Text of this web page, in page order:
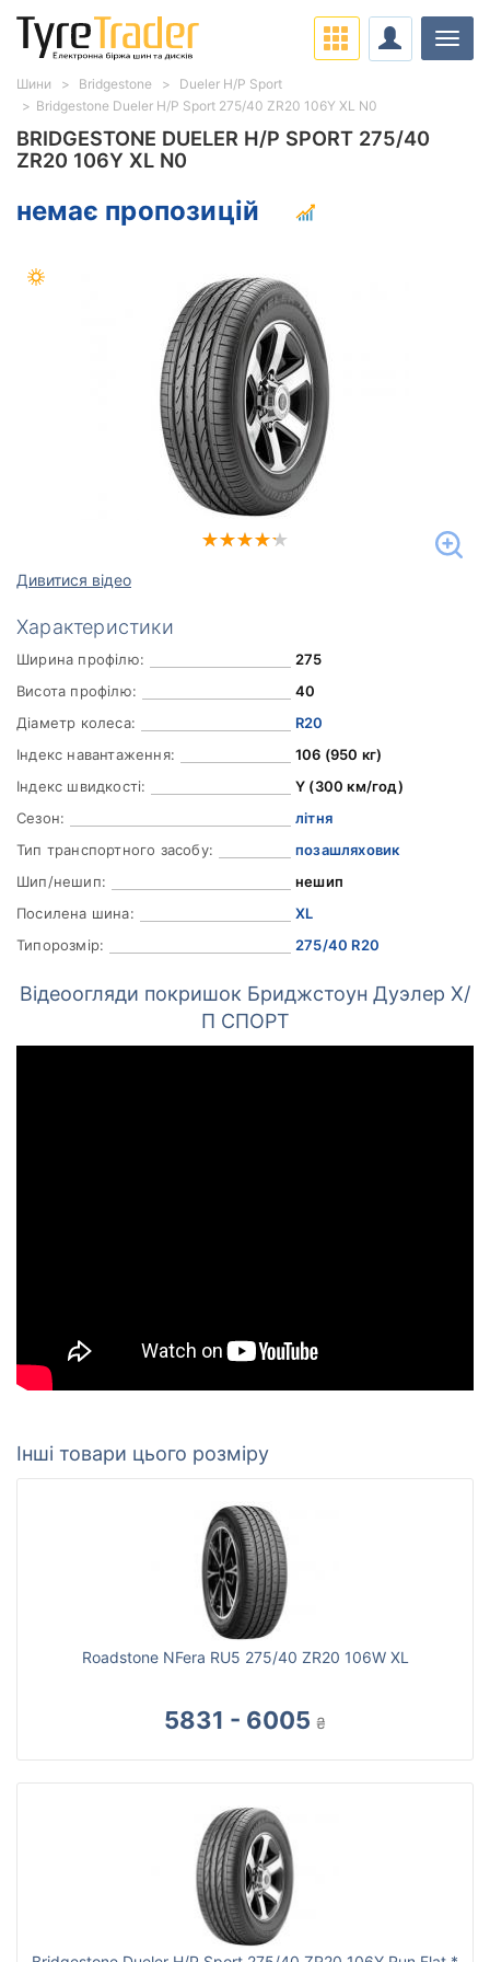
BRIDGESTONE DUELER H/P SPORT 275/40
ZR20 106Y XL N0
немає пропозицій
Дивитися відео
Характеристики
Ширина профілю:
275
Висота профілю:
40
Діаметр колеса:
R20
Індекс навантаження:
106 (950 кг)
Індекс швидкості:
Y (300 км/год)
Сезон:
літня
Тип транспортного засобу:
позашляховик
Шип/нешип:
нешип
Посилена шина:
XL
Типорозмір:
275/40 R20
Відеоогляди покришок Бриджстоун Дуэлер Х/
П СПОРТ
Інші товари цього розміру
Roadstone NFera RU5 275/40 ZR20 106W XL
5831 - 6005 ₴
Шини Bridgestone
Dueler H/P Sport
Bridgestone Dueler H/P Sport 275/40 ZR20 106Y XL N0